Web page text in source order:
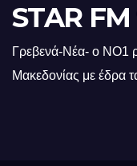
STAR
Γρεβενά-Νέα- ο ΝΟ1
Μακεδονίας με έδρα